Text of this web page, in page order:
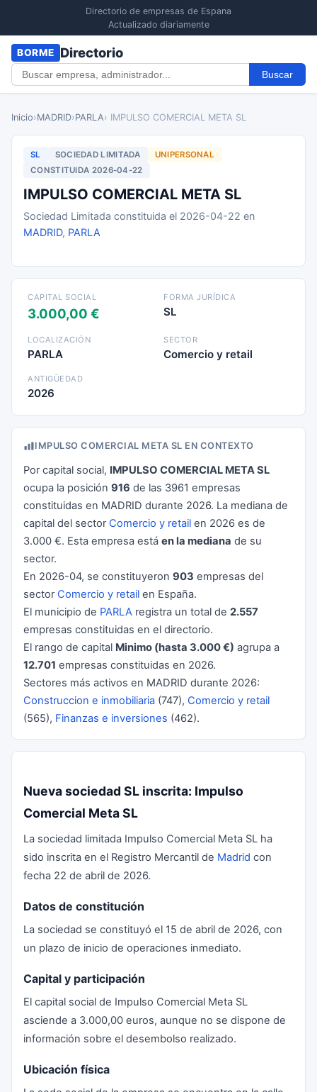
Directorio de empresas de Espana
Actualizado diariamente
BORME Directorio
Buscar
Inicio›MADRID›PARLA› IMPULSO COMERCIAL META SL
SL SOCIEDAD LIMITADA
UNIPERSONAL
CONSTITUIDA 2026-04-22
IMPULSO COMERCIAL META SL
Sociedad Limitada constituida el 2026-04-22 en
MADRID, PARLA
CAPITAL SOCIAL
3.000,00 €
FORMA JURÍDICA
SL
LOCALIZACIÓN
PARLA
SECTOR
Comercio y retail
ANTIGÜEDAD
2026
IMPULSO COMERCIAL META SL EN CONTEXTO
Por capital social, IMPULSO COMERCIAL META SL
ocupa la posición 916 de las 3961 empresas
constituidas en MADRID durante 2026. La mediana de
capital del sector Comercio y retail en 2026 es de
3.000 €. Esta empresa está en la mediana de su
sector.
En 2026-04, se constituyeron 903 empresas del
sector Comercio y retail en España.
El municipio de PARLA registra un total de 2.557
empresas constituidas en el directorio.
El rango de capital Minimo (hasta 3.000 €) agrupa a
12.701 empresas constituidas en 2026.
Sectores más activos en MADRID durante 2026:
Construccion e inmobiliaria (747), Comercio y retail
(565), Finanzas e inversiones (462).
Nueva sociedad SL inscrita: Impulso
Comercial Meta SL
La sociedad limitada Impulso Comercial Meta SL ha
sido inscrita en el Registro Mercantil de Madrid con
fecha 22 de abril de 2026.
Datos de constitución
La sociedad se constituyó el 15 de abril de 2026, con
un plazo de inicio de operaciones inmediato.
Capital y participación
El capital social de Impulso Comercial Meta SL
asciende a 3.000,00 euros, aunque no se dispone de
información sobre el desembolso realizado.
Ubicación física